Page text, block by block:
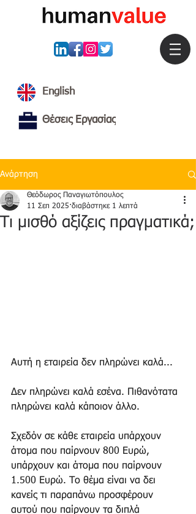
English
Θέσεις Εργασίας
Ανάρτηση
Τι μισθό αξίζεις πραγματικά;
Θεόδωρος Παναγιωτόπουλος
11 Σεπ 2025 διαβάστηκε 1 λεπτά
Αυτή η εταιρεία δεν πληρώνει καλά...
Δεν πληρώνει καλά εσένα. Πιθανότατα
πληρώνει καλά κάποιον άλλο.
Σχεδόν σε κάθε εταιρεία υπάρχουν
άτομα που παίρνουν 800 Ευρώ,
υπάρχουν και άτομα που παίρνουν
1.500 Ευρώ. Το θέμα είναι να δει
κανείς τι παραπάνω προσφέρουν
αυτού που παίρνουν τα διπλά